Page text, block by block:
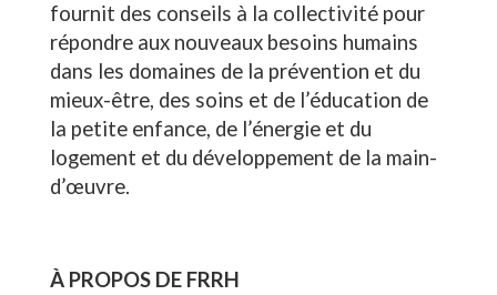
fournit des conseils à la collectivité pour
répondre aux nouveaux besoins humains
dans les domaines de la prévention et du
mieux-être, des soins et de l’éducation de
la petite enfance, de l’énergie et du
logement et du développement de la main-
d’œuvre.
À PROPOS DE FRRH